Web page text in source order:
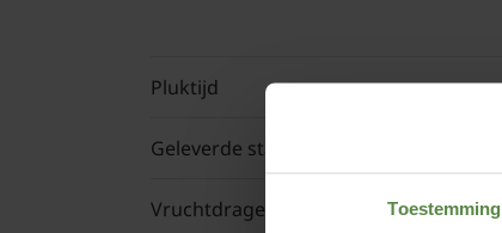
Toestemming
Pluktijd
Geleverde stam hoogte
Vruchtdragend